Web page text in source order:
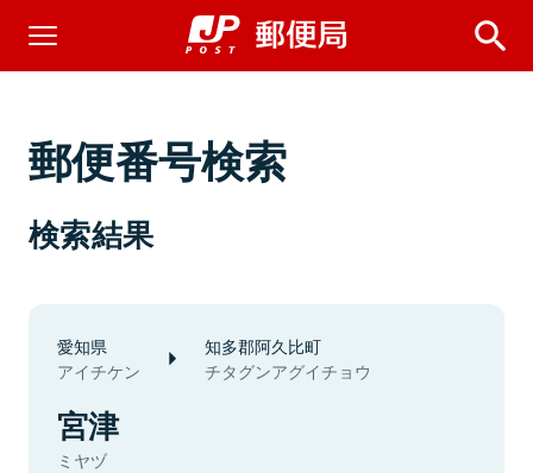
郵便番号検索
検索結果
愛知県
アイチケン
知多郡阿久比町
チタグンアグイチョウ
宮津
ミヤヅ